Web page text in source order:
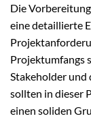
Die
eine detaillierte
Projektumfangs
Stakeholder
sollten in dieser
einen soliden